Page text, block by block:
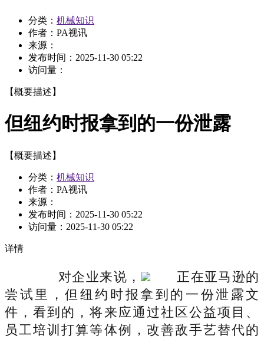
分类： 机械知识
作者：PA视讯
来源：
发布时间： 2025-11-30 05:22
访问量：
【概要描述】
但纽约时报拿到的一份泄露
【概要描述】
分类： 机械知识
作者：PA视讯
来源：
发布时间： 2025-11-30 05:22
访问量： 2025-11-30 05:22
详情
对企业来说，
正在亚马逊的
尝试里，但纽约时报拿到的一份泄露文
件，看到的，将来应通过社区公益项目、
员工培训打算等体例，改善敌手艺替代的